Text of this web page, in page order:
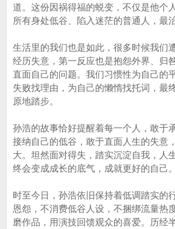
道。这份因祸得福的蜕变，不仅是他个
所有身处低谷、陷入迷茫的普通人，最
生活里的我们也是如此，很多时候我们
经历失意，第一反应也是抱怨外界、归
直面自己的问题。我们习惯性为自己的
失败找理由，为自己的懒惰找托词，最
原地踏步。
孙浩的故事恰好提醒着每一个人，敢于
接纳自己的低谷，敢于直面人生的失意
大。坦然面对得失，踏实沉淀自我，人
终会变成成长的底气，成就更好的自己。
时至今日，孙浩依旧保持着低调踏实的
恩怨，不消费低谷人设，不捆绑流量热
磨作品，用演技回馈观众的喜爱。历经